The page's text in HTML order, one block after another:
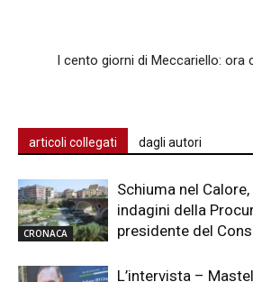
I cento giorni di Meccariello: ora
articoli collegati dagli autori
CRONACA
Schiuma nel
indagini della
presidente del
L’intervista –